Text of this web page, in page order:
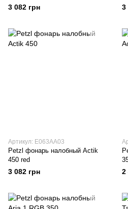
3 082 грн 3
Артикул: E063AA03
Petzl фонарь налобный Actik
450 red
3 082 грн 2